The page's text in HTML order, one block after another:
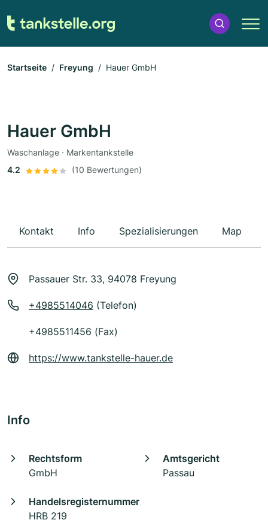
Startseite Freyung Hauer GmbH
Hauer GmbH
Waschanlage · Markentankstelle
4.2
(10 Bewertungen)
Kontakt Info Spezialisierungen Map
Passauer Str. 33, 94078 Freyung
+4985514046 (Telefon)
+4985511456 (Fax)
https://www.tankstelle-hauer.de
Info
Rechtsform
GmbH
Amtsgericht
Passau
Handelsregisternummer
HRB 219